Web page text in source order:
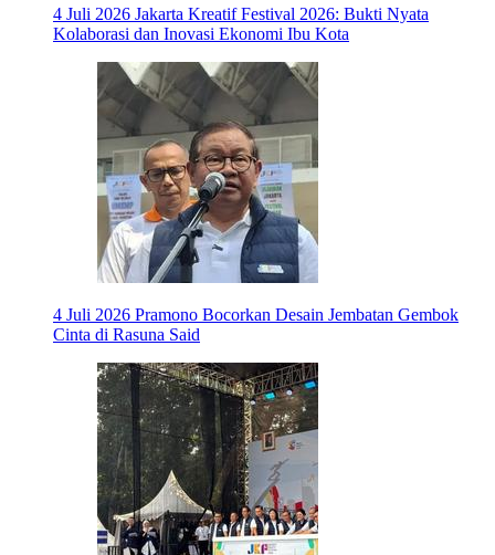
4 Juli 2026 Jakarta Kreatif Festival 2026: Bukti Nyata
Kolaborasi dan Inovasi Ekonomi Ibu Kota
4 Juli 2026 Pramono Bocorkan Desain Jembatan Gembok
Cinta di Rasuna Said